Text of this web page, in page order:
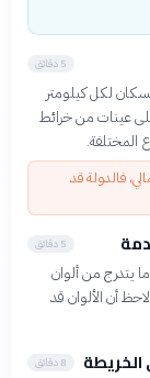
5 دقائق
لكل كيلومتر
عينات من خرائط
المختلفة.
فالدولة قد
5 دقائق
يتدرج من ألوان
أن الألوان قد
الخريطة 8 دقائق